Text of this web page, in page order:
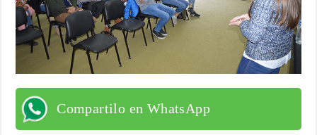
Compartilo en WhatsApp